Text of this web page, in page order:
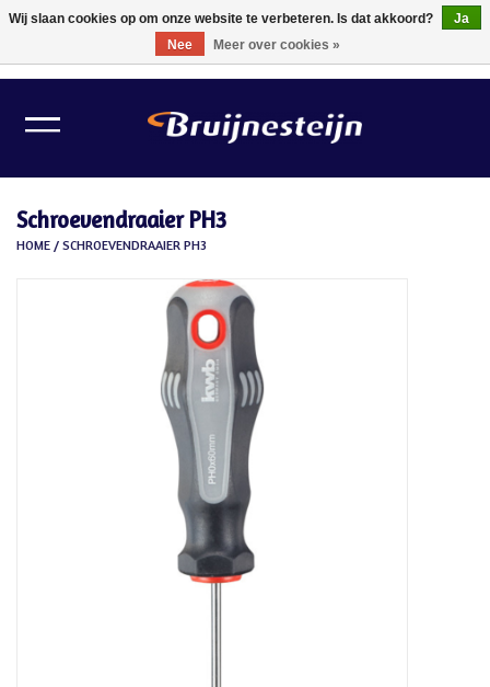
Verlichting
Schroevendraaier PH3
HOME / SCHROEVENDRAAIER PH3
Wij slaan cookies op om onze website te verbeteren. Is dat akkoord?
Ja
Nee
Meer over cookies »